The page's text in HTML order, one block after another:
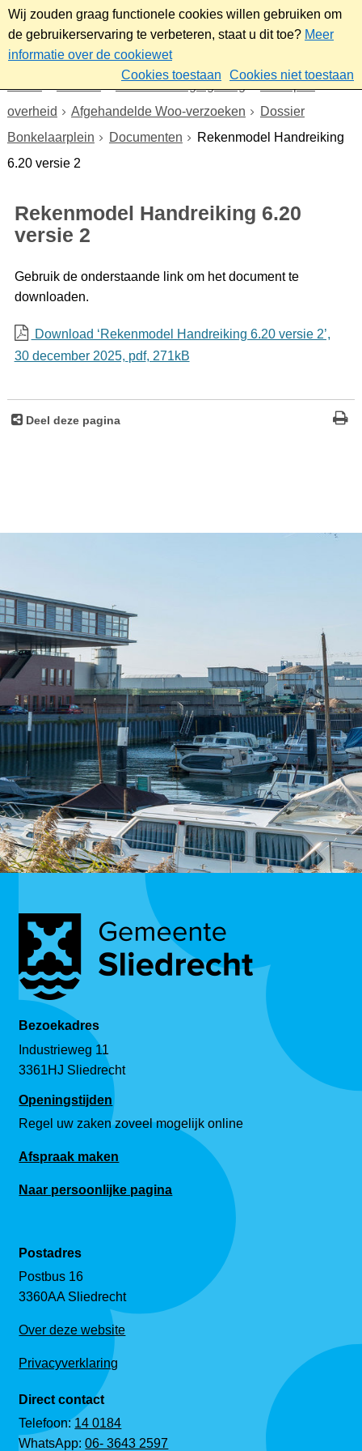
Wij zouden graag functionele cookies willen gebruiken om
de gebruikerservaring te verbeteren, staat u dit toe? Meer
informatie over de cookiewet
Cookies toestaan
Cookies niet toestaan
Beleid- en regelgeving
Wet open
overheid
Afgehandelde Woo-verzoeken
Dossier
Bonkelaarplein
Documenten
Rekenmodel Handreiking
6.20 versie 2
Rekenmodel Handreiking 6.20
versie 2
Gebruik de onderstaande link om het document te
downloaden.
Download ‘Rekenmodel Handreiking 6.20 versie 2’,
30 december 2025, pdf, 271kB
Deel deze pagina
Bezoekadres
Industrieweg 11
3361HJ Sliedrecht
Openingstijden
Regel uw zaken zoveel mogelijk online
Afspraak maken
Naar persoonlijke pagina
Postadres
Postbus 16
3360AA Sliedrecht
Over deze website
Privacyverklaring
Direct contact
Telefoon:14 0184
WhatsApp:06- 3643 2597